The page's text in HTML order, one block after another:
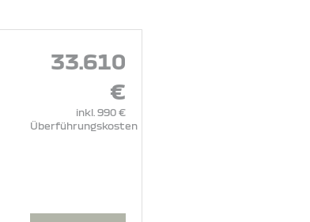
33.610
€
inkl. 990 €
Überführungskosten